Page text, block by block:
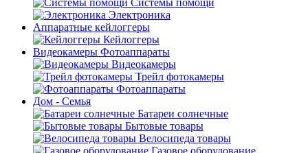
Системы помощи
Электроника
Аппаратные кейлоггеры
Кейлоггеры
Видеокамеры Фотоаппараты
Видеокамеры
Трейл фотокамеры
Фотоаппараты
Дом - Семья
Батареи солнечные
Бытовые товары
Велосипеда товары
Газовое оборудование